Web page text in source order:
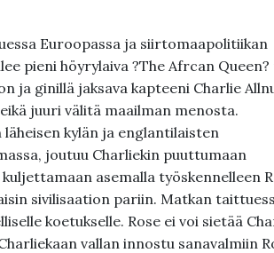
Euroopassa ja siirtomaapolitiikan
pieni höyrylaiva ?The Afrcan
ja ginillä jaksava kapteeni Charlie
juuri välitä maailman menosta.
kylän ja englantilaisten
joutuu Charliekin puuttumaan
asemalla työskennelleen
sivilisaation pariin. Matkan
koetukselle. Rose ei voi sietää
vallan innostu sanavalmiin